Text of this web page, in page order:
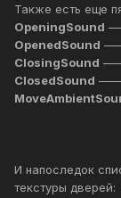
Также есть еще
OpeningSound
OpenedSound ——
ClosingSound ——
ClosedSound ——
И напоследок
текстуры дверей: